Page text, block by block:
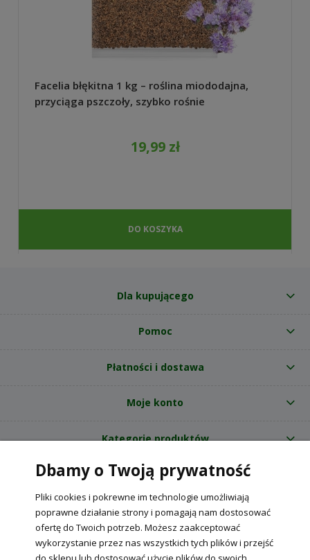
Facelia błękitna 1 kg – roślina miododajna,
przyciąga pszczoły, szybko rośnie
19,99 zł
DO KOSZYKA
Dla kupującego
Pomoc
Płatności i dostawa
Moje konto
Kategorie produktów
O nas
Internetowy sklep ogrodniczy z nasionami RajOgrodnika.pl
NIP: 6090037061, REGON: 260240470 | Czarnca, ul. Tęczowa 31, 29-100
Włoszczowa
Dbamy o Twoją prywatność
Pliki cookies i pokrewne im technologie umożliwiają
poprawne działanie strony i pomagają nam dostosować
ofertę do Twoich potrzeb. Możesz zaakceptować
wykorzystanie przez nas wszystkich tych plików i przejść